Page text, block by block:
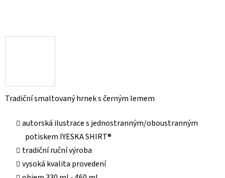
Tradiční smaltovaný hrnek s černým lemem
autorská ilustrace s jednostranným/oboustranným
potiskem IYESKA SHIRT®
tradiční ruční výroba
vysoká kvalita provedení